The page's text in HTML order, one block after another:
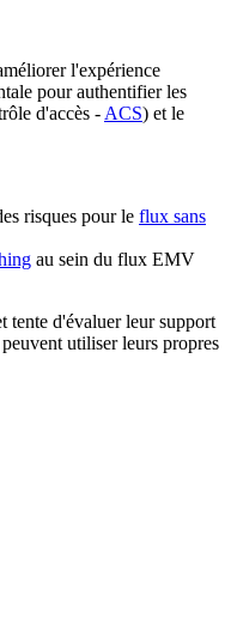
l'expérience
pour authentifier les
d'accès - ACS) et le
risques pour le flux sans
au sein du flux EMV
tente d'évaluer leur support
utiliser leurs propres